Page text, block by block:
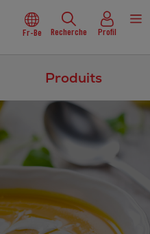
Fr-Be Recherche Profil
Produits